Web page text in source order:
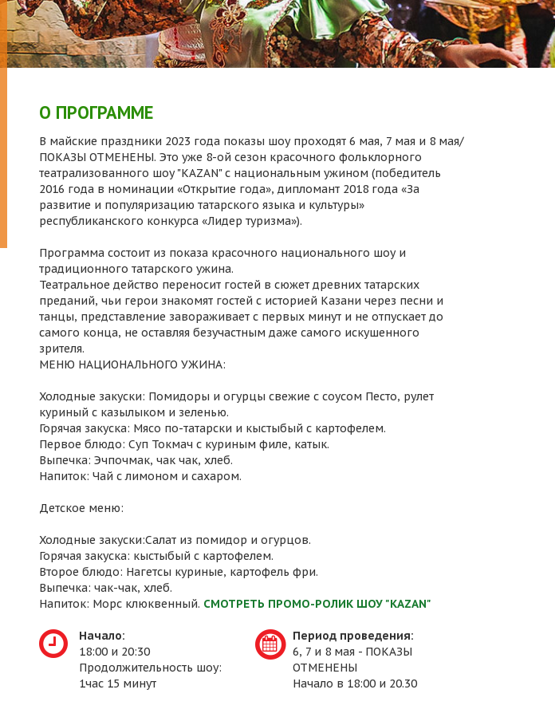
О ПРОГРАММЕ
В майские праздники 2023 года показы шоу проходят 6 мая, 7 мая и 8 мая/
ПОКАЗЫ ОТМЕНЕНЫ. Это уже 8-ой сезон красочного фольклорного
театрализованного шоу "KAZAN" с национальным ужином (победитель
2016 года в номинации «Открытие года», дипломант 2018 года «За
развитие и популяризацию татарского языка и культуры»
республиканского конкурса «Лидер туризма»).
Программа состоит из показа красочного национального шоу и
традиционного татарского ужина.
Театральное действо переносит гостей в сюжет древних татарских
преданий, чьи герои знакомят гостей с историей Казани через песни и
танцы, представление завораживает с первых минут и не отпускает до
самого конца, не оставляя безучастным даже самого искушенного
зрителя.
МЕНЮ НАЦИОНАЛЬНОГО УЖИНА:
Холодные закуски: Помидоры и огурцы свежие с соусом Песто, рулет
куриный с казылыком и зеленью.
Горячая закуска: Мясо по-татарски и кыстыбый с картофелем.
Первое блюдо: Суп Токмач с куриным филе, катык.
Выпечка: Эчпочмак, чак чак, хлеб.
Напиток: Чай с лимоном и сахаром.
Детское меню:
Холодные закуски:Салат из помидор и огурцов.
Горячая закуска: кыстыбый с картофелем.
Второе блюдо: Нагетсы куриные, картофель фри.
Выпечка: чак-чак, хлеб.
Напиток: Морс клюквенный. СМОТРЕТЬ ПРОМО-РОЛИК ШОУ "KAZAN"
Начало:
18:00 и 20:30
Продолжительность шоу:
1час 15 минут
Период проведения:
6, 7 и 8 мая - ПОКАЗЫ
ОТМЕНЕНЫ
Начало в 18:00 и 20.30